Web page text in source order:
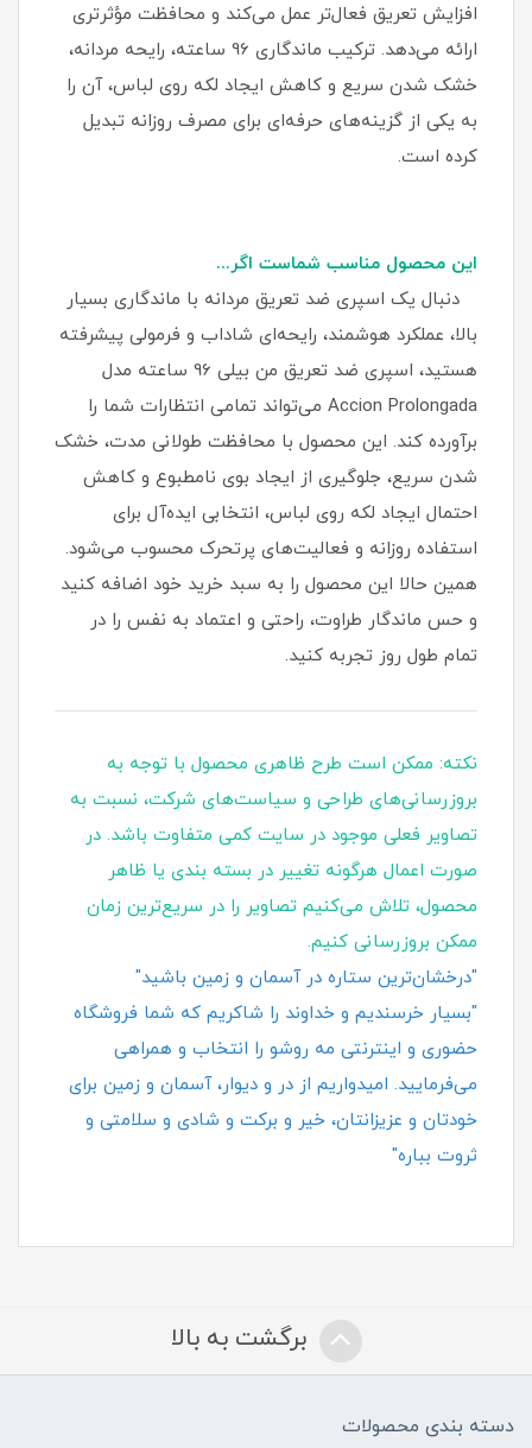
افزایش تعریق فعال‌تر عمل می‌کند و محافظت مؤثرتری
ارائه می‌دهد. ترکیب ماندگاری 96 ساعته، رایحه مردانه،
خشک شدن سریع و کاهش ایجاد لکه روی لباس، آن را
به یکی از گزینه‌های حرفه‌ای برای مصرف روزانه تبدیل
کرده است.
این محصول مناسب شماست اگر...
دنبال یک اسپری ضد تعریق مردانه با ماندگاری بسیار
بالا، عملکرد هوشمند، رایحه‌ای شاداب و فرمولی پیشرفته
هستید، اسپری ضد تعریق من بیلی 96 ساعته مدل
Accion Prolongada می‌تواند تمامی انتظارات شما را
برآورده کند. این محصول با محافظت طولانی‌ مدت، خشک
شدن سریع، جلوگیری از ایجاد بوی نامطبوع و کاهش
احتمال ایجاد لکه روی لباس، انتخابی ایده‌آل برای
استفاده روزانه و فعالیت‌های پرتحرک محسوب می‌شود.
همین حالا این محصول را به سبد خرید خود اضافه کنید
و حس ماندگار طراوت، راحتی و اعتماد به‌ نفس را در
تمام طول روز تجربه کنید.
نکته: ممکن است طرح ظاهری محصول با توجه به
بروزرسانی‌های طراحی و سیاست‌های شرکت، نسبت به
تصاویر فعلی موجود در سایت کمی متفاوت باشد. در
صورت اعمال هرگونه تغییر در بسته‌ بندی یا ظاهر
محصول، تلاش می‌کنیم تصاویر را در سریع‌ترین زمان
ممکن بروزرسانی کنیم.
"درخشان‌ترین ستاره در آسمان و زمین باشید"
"بسیار خرسندیم و خداوند را شاکریم که شما فروشگاه
حضوری و اینترنتی مه روشو را انتخاب و همراهی
می‌فرمایید. امیدواریم از در و دیوار، آسمان و زمین برای
خودتان و عزیزانتان، خیر و برکت و شادی و سلامتی و
ثروت بباره"
برگشت به بالا
دسته بندی محصولات